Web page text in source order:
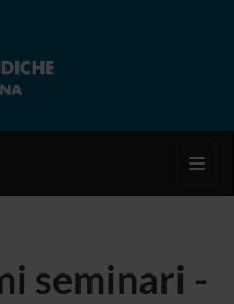
seminari -